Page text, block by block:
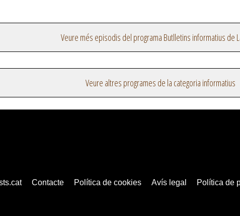
Veure més episodis del programa Butlletins informatius de
Veure altres programes de la categoria informatius
Contacte Política de cookies Avís legal Política de